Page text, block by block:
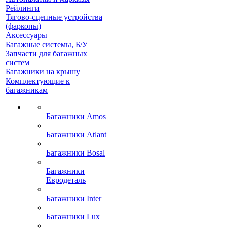
Рейлинги
Тягово-сцепные устройства
(фаркопы)
Аксессуары
Багажные системы, Б/У
Запчасти для багажных
систем
Багажники на крышу
Комплектующие к
багажникам
Багажники Amos
Багажники Atlant
Багажники Bosal
Багажники
Евродеталь
Багажники Inter
Багажники Lux